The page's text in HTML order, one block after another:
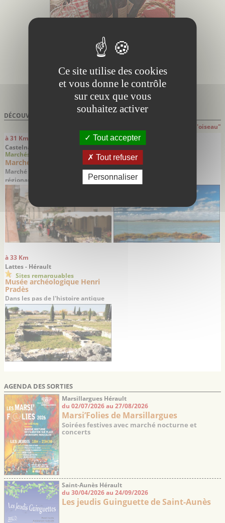
DÉCOUVRIR À PROXIMITÉ DE
Attention: distances indiquées à "Vol d'oiseau"
à 31 Km
Castelnau-le-Lez - Hérault
Marchés Foires
Marché de Castelnau-le-Lez
Marché traditionnel, produits
régionaux de saison et artisanat
à 33 Km
Lattes - Hérault
Sites remarquables
Site naturel protégé du
Méjean
A la découverte du monde
à 33 Km
Lattes - Hérault
Sites remarquables
Musée archéologique Henri
Pradès
Dans les pas de l'histoire antique
du Languedoc…
AGENDA DES SORTIES
Marsillargues Hérault
du 02/07/2026 au 27/08/2026
Marsi’Folies de Marsillargues
Soirées festives avec marché nocturne et
concerts
Saint-Aunès Hérault
du 30/04/2026 au 24/09/2026
Les jeudis Guinguette de Saint-Aunès
Ce site utilise des cookies
et vous donne le contrôle
sur ceux que vous
souhaitez activer
Tout accepter
Tout refuser
Personnaliser